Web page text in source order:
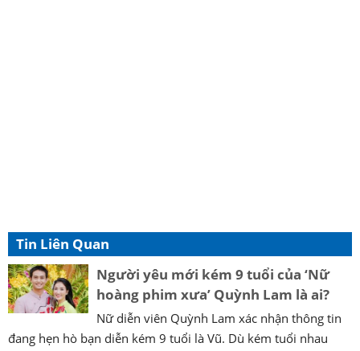
Tin Liên Quan
Người yêu mới kém 9 tuổi của ‘Nữ
hoàng phim xưa’ Quỳnh Lam là ai?
Nữ diễn viên Quỳnh Lam xác nhận thông tin
đang hẹn hò bạn diễn kém 9 tuổi là Vũ. Dù kém tuổi nhau